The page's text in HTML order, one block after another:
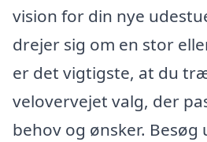
vision for din nye
drejer sig om en stor
er det vigtigste, at du
velovervejet valg, der
behov og ønsker. Besøg